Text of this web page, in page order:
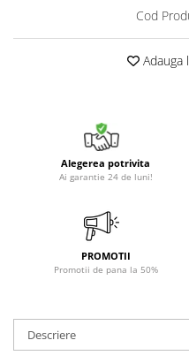
Cod
Adauga
Alegerea potrivita
Ai garantie 24 de luni!
PROMOTII
Promotii de pana la 50%
Descriere